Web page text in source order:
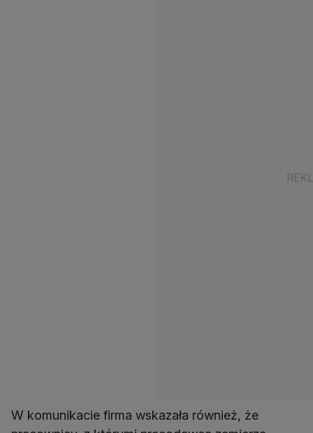
W komunikacie firma wskazała również, że